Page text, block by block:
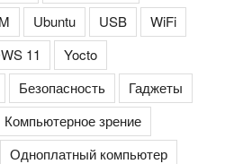
Ubuntu USB
WiFi
11
Yocto
Безопасность
Гаджеты
Компьютерное зрение
Одноплатный компьютер